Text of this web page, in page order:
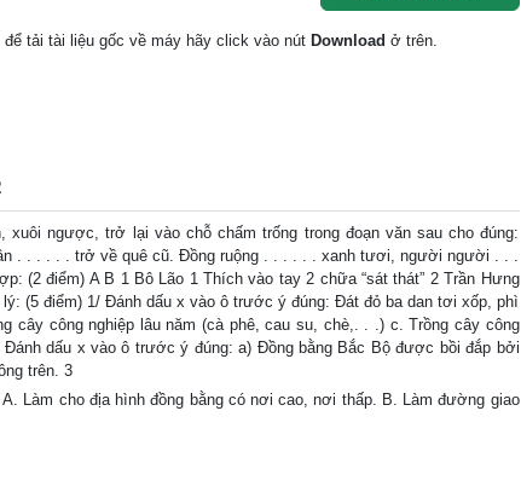
để tải tài liệu gốc về máy hãy click vào nút Download ở trên.
ngược, trở lại vào chỗ chấm trống trong đoạn văn sau cho đúng:
. . . . . . trở về quê cũ. Đồng ruộng . . . . . . xanh tươi, người người . . .
(2 điểm) A B 1 Bô Lão 1 Thích vào tay 2 chữa “sát thát” 2 Trần Hưng
(5 điểm) 1/ Đánh dấu x vào ô trước ý đúng: Đát đỏ ba dan tơi xốp, phì
cây công nghiệp lâu năm (cà phê, cau su, chè,. . .) c. Trồng cây công
dấu x vào ô trước ý đúng: a) Đồng bằng Bắc Bộ được bồi đắp bởi
trên. 3
Làm cho địa hình đồng bằng có nơi cao, nơi thấp. B. Làm đường giao